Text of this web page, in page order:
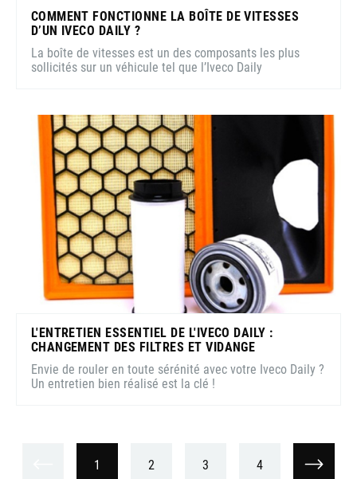
COMMENT FONCTIONNE LA BOÎTE DE VITESSES
D’UN IVECO DAILY ?
La boîte de vitesses est un des composants les plus
sollicités sur un véhicule tel que l’Iveco Daily
L'ENTRETIEN ESSENTIEL DE L'IVECO DAILY :
CHANGEMENT DES FILTRES ET VIDANGE
Envie de rouler en toute sérénité avec votre Iveco Daily ?
Un entretien bien réalisé est la clé !
1 2 3 4